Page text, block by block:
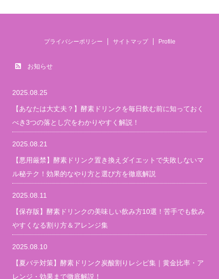
プライバシーポリシー サイトマップ Profile
お知らせ
2025.08.25
【あなたは大丈夫？】酵素ドリンクを毎日飲む前に知っておく
べき3つの落とし穴をわかりやすく解説！
2025.08.21
【悪用厳禁】酵素ドリンク置き換えダイエットで失敗しないマ
ル秘テク！効果的なやり方と選び方を徹底解説
2025.08.11
【保存版】酵素ドリンクの美味しい飲み方10選！苦手でも飲み
やすくなる割り方＆アレンジ集
2025.08.10
【夏バテ対策】酵素ドリンク炭酸割りレシピ集｜黄金比率・ア
レンジ・効果まで徹底解説！